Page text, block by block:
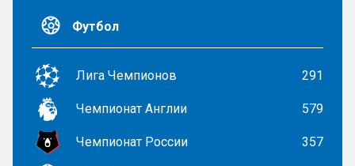
Футбол
Лига Чемпионов 291
Чемпионат Англии 579
Чемпионат России 357